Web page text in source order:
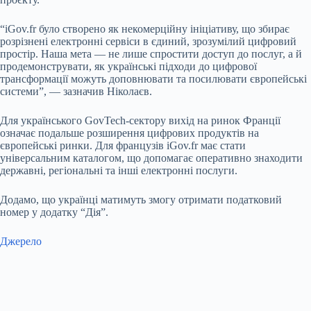
“iGov.fr було створено як некомерційну ініціативу, що збирає
розрізнені електронні сервіси в єдиний, зрозумілий цифровий
простір. Наша мета — не лише спростити доступ до послуг, а й
продемонструвати, як українські підходи до цифрової
трансформації можуть доповнювати та посилювати європейські
системи”, — зазначив Ніколаєв.
Для українського GovTech-сектору вихід на ринок Франції
означає подальше розширення цифрових продуктів на
європейські ринки. Для французів iGov.fr має стати
універсальним каталогом, що допомагає оперативно знаходити
державні, регіональні та інші електронні послуги.
Додамо, що українці матимуть змогу отримати податковий
номер у додатку “Дія”.
Джерело